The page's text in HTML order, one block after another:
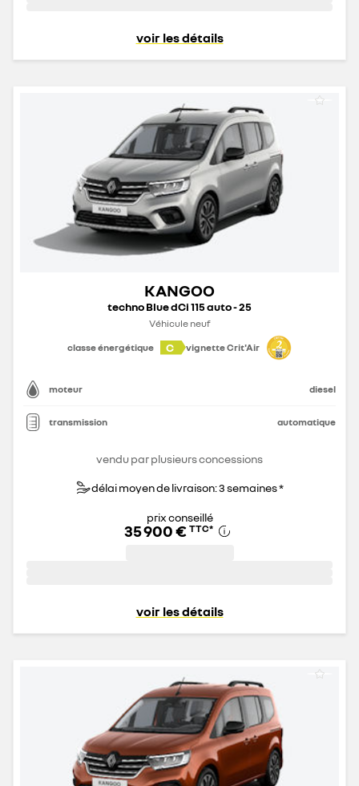
voir les détails
KANGOO
techno Blue dCi 115 auto - 25
Véhicule neuf
classe énergétique
C vignette Crit'Air
moteur diesel
transmission automatique
vendu par plusieurs concessions
délai moyen de livraison: 3 semaines *
prix conseillé
35 900 € TTC*
voir les détails